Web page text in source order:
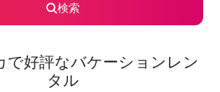
検索
で好評なバケーションレン
タル